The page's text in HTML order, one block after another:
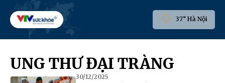
37° Hà Nội
UNG THƯ ĐẠI TRÀNG
30/12/2025